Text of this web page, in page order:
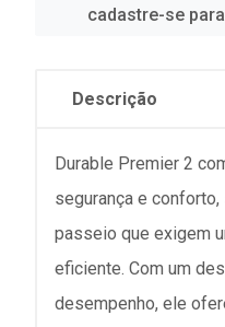
cadastre-se
Descrição
Durable Premier 2
segurança e
passeio que exigem
eficiente. Com um
desempenho, ele